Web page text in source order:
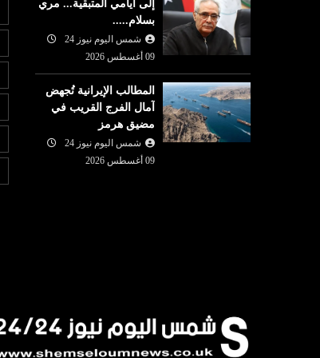
إلى أيامي المتبقية... مري
بسلام.....
شمس اليوم نيوز 24
09 أغسطس 2026
المطالب الإيرانية تُجهض
آمال الفرج القريب في
مضيق هرمز
شمس اليوم نيوز 24
09 أغسطس 2026
09 أغسطس
ثقافة وفن
شمس اليوم نيوز 24
2026
"بنات الشيخ ": سرد روائي